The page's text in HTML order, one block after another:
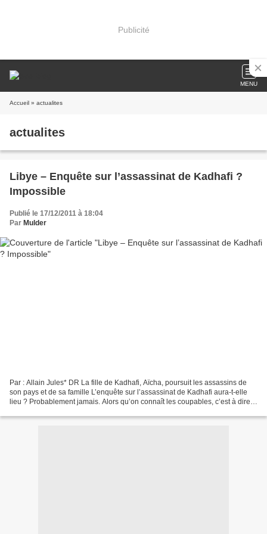
Publicité
MENU
Accueil » actualites
actualites
Libye – Enquête sur l’assassinat de Kadhafi ?
Impossible
Publié le 17/12/2011 à 18:04
Par Mulder
Par : Allain Jules* DR La fille de Kadhafi, Aïcha, poursuit les assassins de
son pays et de sa famille L’enquête sur l’assassinat de Kadhafi aura-t-elle
lieu ? Probablement jamais. Alors qu’on connaît les coupables, c’est à dire